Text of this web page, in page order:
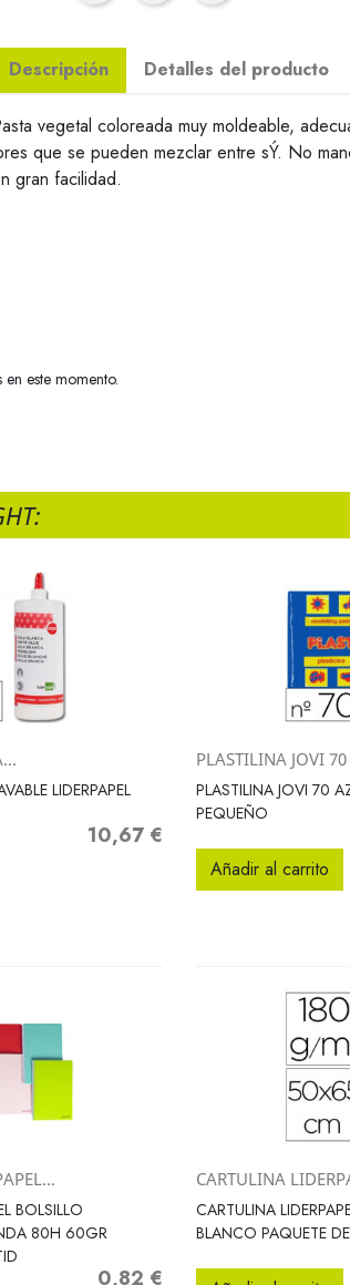
Descripción Detalles del producto
vegetal coloreada muy moldeable,
que se pueden mezclar entre sÝ. No
gran facilidad.
este momento.
LIDERPAPEL
Precio
10,67 €
PLASTILINA JOVI
PLASTILINA JOVI 70
PEQUEÑO
Añadir al carrito
BOLSILLO
80H 60GR
Precio
0,82 €
CARTULINA
CARTULINA
BLANCO PAQUETE